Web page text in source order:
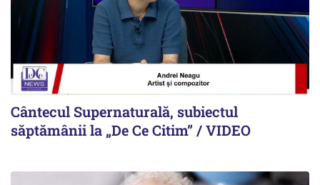
Cântecul Supernaturală, subiectul
săptămânii la „De Ce Citim” / VIDEO